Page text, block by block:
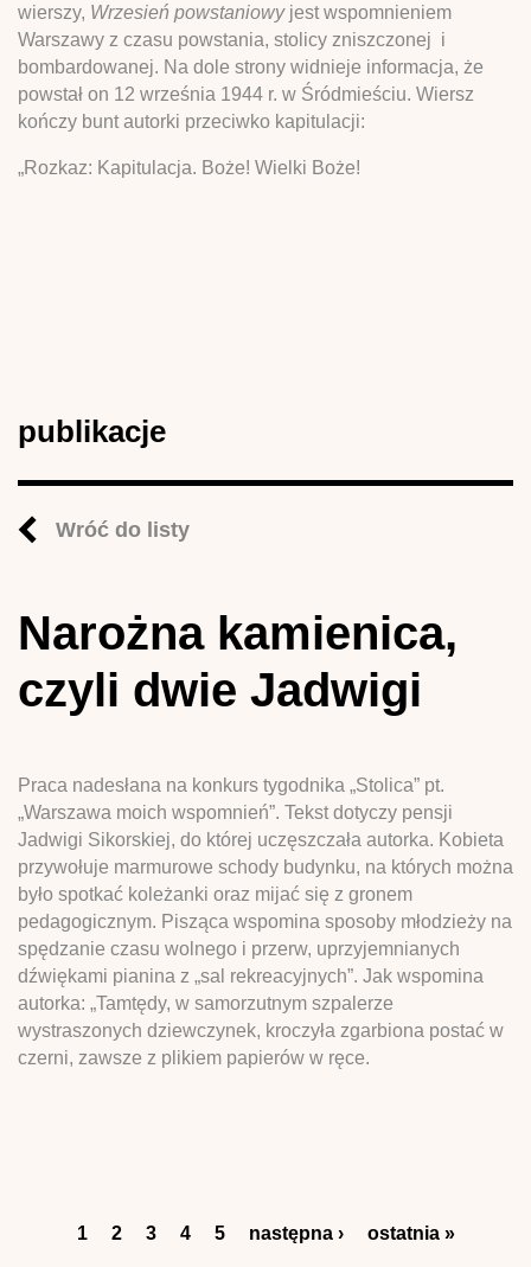
wierszy, Wrzesień powstaniowy jest wspomnieniem
Warszawy z czasu powstania, stolicy zniszczonej i
bombardowanej. Na dole strony widnieje informacja, że
powstał on 12 września 1944 r. w Śródmieściu. Wiersz
kończy bunt autorki przeciwko kapitulacji:
„Rozkaz: Kapitulacja. Boże! Wielki Boże!
publikacje
Wróć do listy
Narożna kamienica,
czyli dwie Jadwigi
Praca nadesłana na konkurs tygodnika „Stolica” pt.
„Warszawa moich wspomnień”. Tekst dotyczy pensji
Jadwigi Sikorskiej, do której uczęszczała autorka. Kobieta
przywołuje marmurowe schody budynku, na których można
było spotkać koleżanki oraz mijać się z gronem
pedagogicznym. Pisząca wspomina sposoby młodzieży na
spędzanie czasu wolnego i przerw, uprzyjemnianych
dźwiękami pianina z „sal rekreacyjnych”. Jak wspomina
autorka: „Tamtędy, w samorzutnym szpalerze
wystraszonych dziewczynek, kroczyła zgarbiona postać w
czerni, zawsze z plikiem papierów w ręce.
Strony
1 2 3 4 5 następna › ostatnia »